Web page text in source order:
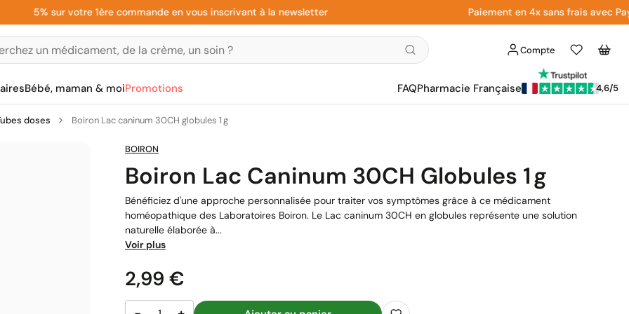
5% sur votre 1ère commande en vous inscrivant à la newsletter Paiement en 4x sans frais avec Paypal
Compte
Liste
d'envies
Panier
Bébé, maman & moiPromotions FAQPharmacie Française 4,6/5
doses Boiron Lac caninum 30CH globules 1 g
BOIRON
Boiron Lac Caninum 30CH Globules 1 G
Bénéficiez d'une approche personnalisée pour traiter vos symptômes grâce à ce médicament
homéopathique des Laboratoires Boiron. Le Lac caninum 30CH en globules représente une solution
naturelle élaborée à...
Voir plus
Prix
2,99 €